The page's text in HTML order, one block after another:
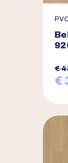
€
€